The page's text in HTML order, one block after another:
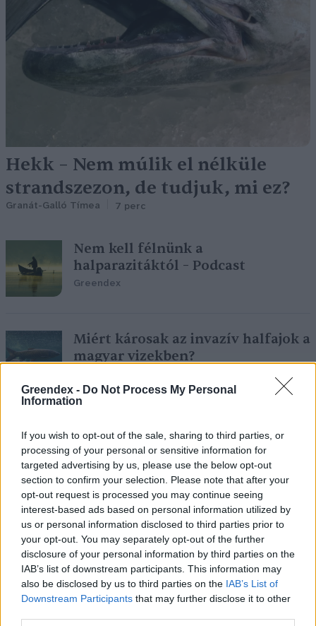
Greendex - Do Not Process My Personal
Information
If you wish to opt-out of the sale, sharing to third parties, or
processing of your personal or sensitive information for
targeted advertising by us, please use the below opt-out
section to confirm your selection. Please note that after your
opt-out request is processed you may continue seeing
interest-based ads based on personal information utilized by
us or personal information disclosed to third parties prior to
your opt-out. You may separately opt-out of the further
disclosure of your personal information by third parties on the
IAB’s list of downstream participants. This information may
also be disclosed by us to third parties on the IAB’s List of
Downstream Participants that may further disclose it to other
Hekk – Nem múlik el nélküle
strandszezon, de tudjuk, mi ez?
Granát-Galló Tímea 7 perc
Nem kell félnünk a
halparazitáktól – Podcast
Greendex
Miért károsak az invazív halfajok a
magyar vizekben?
Együnk hazai halat karácsonykor,
például hortobágyit!
Pribéli Levente
A zúgók villámgyors réme
Bódi Ábel